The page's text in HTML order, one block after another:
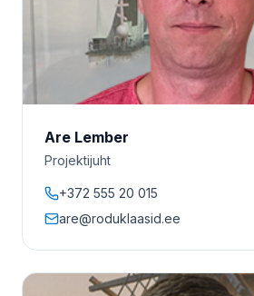
Are Lember
Projektijuht
+372 555 20 015
are@roduklaasid.ee